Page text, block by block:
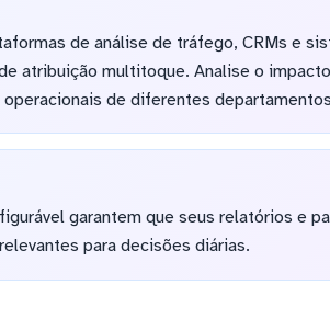
de análise de tráfego, CRMs e
atribuição multitoque. Analise o
de diferentes
garantem que seus relatórios e
para decisões diárias.